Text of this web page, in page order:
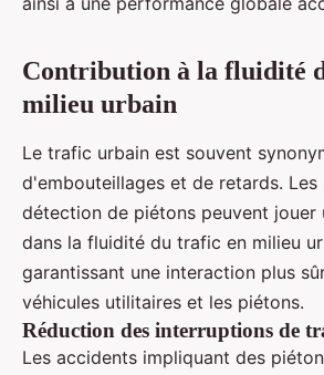
Contribution à la fluidité
milieu urbain
Le trafic urbain est souvent
d'embouteillages et de retards. Les
détection de piétons peuvent jouer
dans la fluidité du trafic en milieu
garantissant une interaction plus
véhicules utilitaires et les piétons.
Réduction des interruptions de
Les accidents impliquant des